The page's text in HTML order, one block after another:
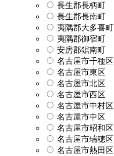
長生郡長柄町
長生郡長南町
夷隅郡大多喜町
夷隅郡御宿町
安房郡鋸南町
名古屋市千種区
名古屋市東区
名古屋市北区
名古屋市西区
名古屋市中村区
名古屋市中区
名古屋市昭和区
名古屋市瑞穂区
名古屋市熱田区